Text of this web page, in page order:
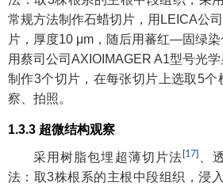
常规方法制作石蜡切片，用LEICA公
片，厚度10 μm，随后用蕃红—固绿
用蔡司公司AXIOIMAGER A1型号光
制作3个切片，在每张切片上选取5个
察、拍照。
1.3.3 超微结构观察
采用树脂包埋超薄切片法 [17]
、
法：取3株根系的主根中段组织，浸